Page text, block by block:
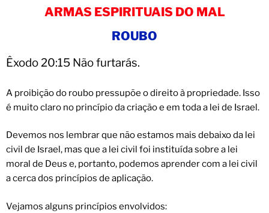
ARMAS ESPIRITUAIS DO MAL
ROUBO
Êxodo 20:15 Não furtarás.
A proibição do roubo pressupõe o direito à propriedade. Isso
é muito claro no princípio da criação e em toda a lei de Israel.
Devemos nos lembrar que não estamos mais debaixo da lei
civil de Israel, mas que a lei civil foi instituída sobre a lei
moral de Deus e, portanto, podemos aprender com a lei civil
a cerca dos princípios de aplicação.
Vejamos alguns princípios envolvidos: